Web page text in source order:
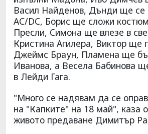
Васил Найденов, Дънди ще се
AC/DC, Борис ще сложи
Пресли, Симона ще влезе в
Кристина Агилера, Виктор ще
Джеймс Браун, Пламена ще
Иванова, а Весела Бабинова
в Лейди Гага.
"Много се надявам да се
на "Капките" на 18 май", каза
живото предаване Димитър